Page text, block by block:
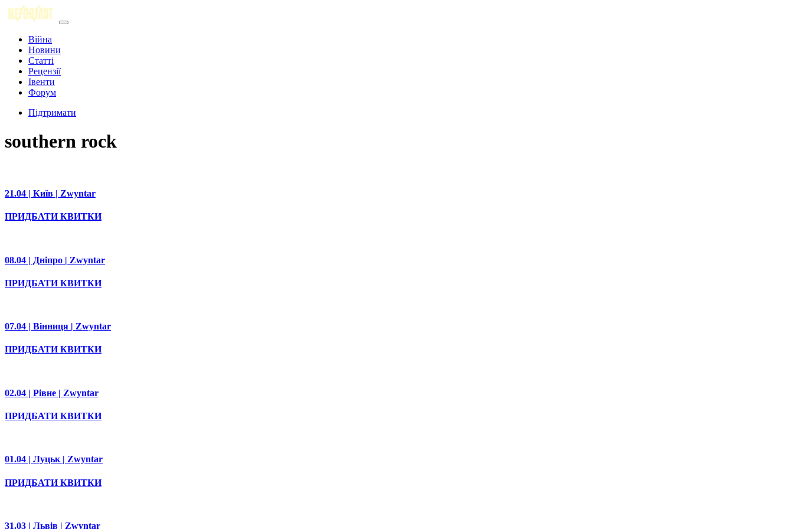
Війна
Новини
Статті
Рецензії
Івенти
Форум
Підтримати
southern rock
21.04 | Київ | Zwyntar
ПРИДБАТИ КВИТКИ
08.04 | Дніпро | Zwyntar
ПРИДБАТИ КВИТКИ
07.04 | Вінниця | Zwyntar
ПРИДБАТИ КВИТКИ
02.04 | Рівне | Zwyntar
ПРИДБАТИ КВИТКИ
01.04 | Луцьк | Zwyntar
ПРИДБАТИ КВИТКИ
31.03 | Львів | Zwyntar